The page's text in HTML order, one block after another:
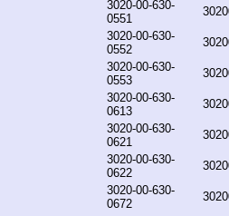
3020-00-630-
0551
3020-00-630-
0552
3020-00-630-
0553
3020-00-630-
0613
3020-00-630-
0621
3020-00-630-
0622
3020-00-630-
0672